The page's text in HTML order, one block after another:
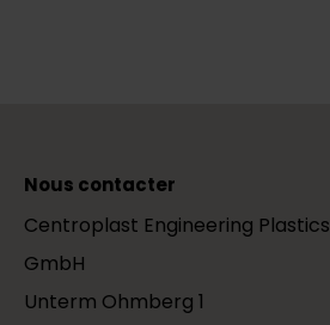
Nous contacter
Centroplast Engineering Plastics
GmbH
Unterm Ohmberg 1